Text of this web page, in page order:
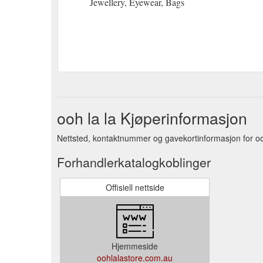
ooh la la Kjøperinformasjon
Nettsted, kontaktnummer og gavekortinformasjon for
Forhandlerkatalogkoblinger
Offisiell nettside
Hjemmeside
oohlalastore.com.au